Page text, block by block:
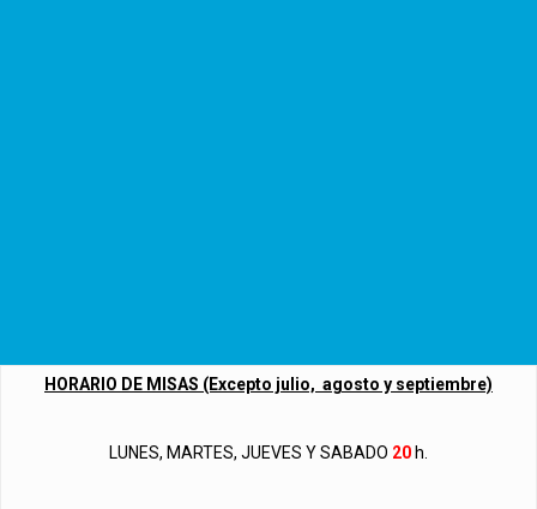
HORARIO DE MISAS (Excepto julio, agosto y septiembre)
LUNES, MARTES, JUEVES Y SABADO 20h.